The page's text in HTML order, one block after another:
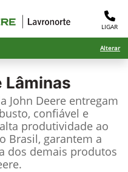
LIGAR
Alterar
Lâminas
John Deere entregam
confiável e
produtividade ao
Brasil, garantem a
dos demais produtos